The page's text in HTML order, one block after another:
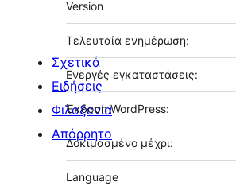
Version
Τελευταία ενημέρωση:
Ενεργές εγκαταστάσεις:
Έκδοση WordPress:
Δοκιμασμένο μέχρι:
Language
Σχετικά
Ειδήσεις
Φιλοξενία
Απόρρητο